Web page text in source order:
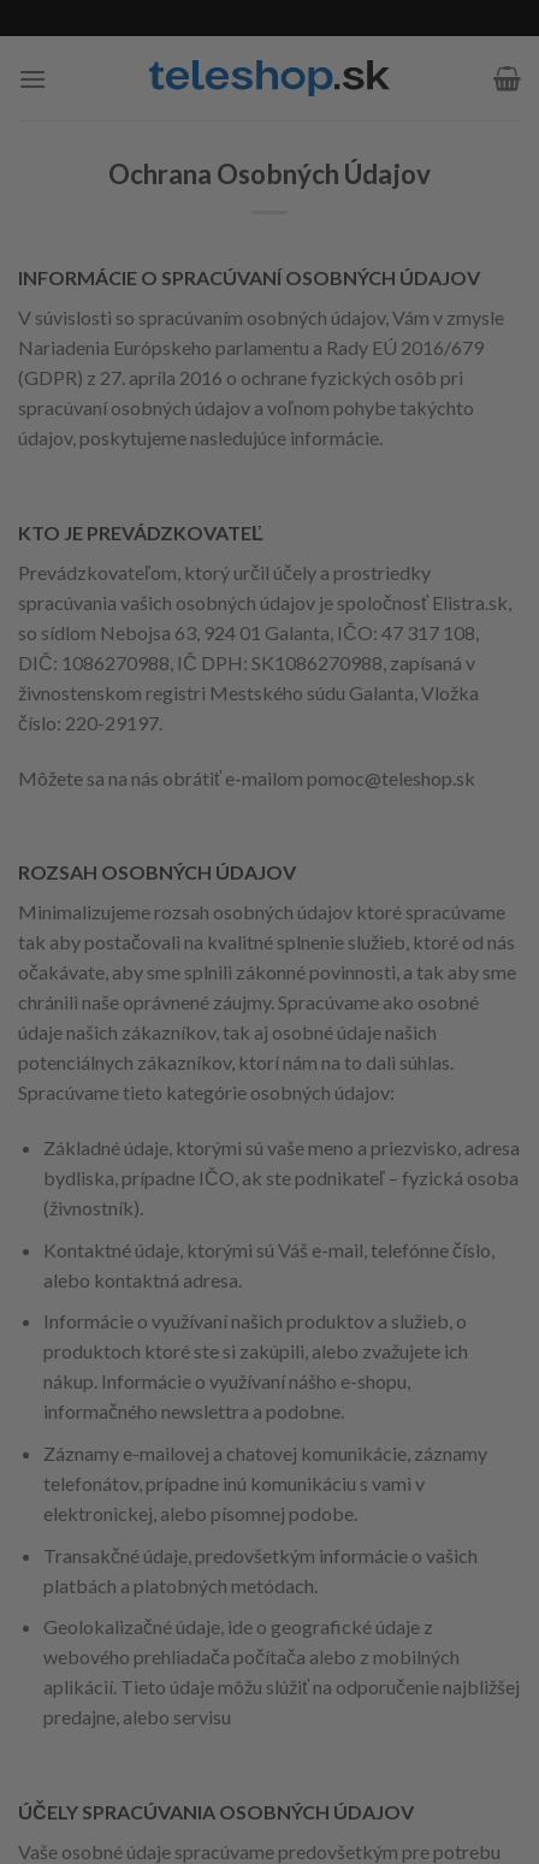
to
content
Ochrana Osobných Údajov
INFORMÁCIE O SPRACÚVANÍ OSOBNÝCH ÚDAJOV
V súvislosti so spracúvaním osobných údajov, Vám v zmysle
Nariadenia Európskeho parlamentu a Rady EÚ 2016/679
(GDPR) z 27. apríla 2016 o ochrane fyzických osôb pri
spracúvaní osobných údajov a voľnom pohybe takýchto
údajov, poskytujeme nasledujúce informácie.
KTO JE PREVÁDZKOVATEĽ
Prevádzkovateľom, ktorý určil účely a prostriedky
spracúvania vašich osobných údajov je spoločnosť Elistra.sk,
so sídlom Nebojsa 63, 924 01 Galanta, IČO: 47 317 108,
DIČ: 1086270988, IČ DPH: SK1086270988, zapísaná v
živnostenskom registri Mestského súdu Galanta, Vložka
číslo: 220-29197.
Môžete sa na nás obrátiť e-mailom pomoc@teleshop.sk
ROZSAH OSOBNÝCH ÚDAJOV
Minimalizujeme rozsah osobných údajov ktoré spracúvame
tak aby postačovali na kvalitné splnenie služieb, ktoré od nás
očakávate, aby sme splnili zákonné povinnosti, a tak aby sme
chránili naše oprávnené záujmy. Spracúvame ako osobné
údaje našich zákazníkov, tak aj osobné údaje našich
potenciálnych zákazníkov, ktorí nám na to dali súhlas.
Spracúvame tieto kategórie osobných údajov:
Základné údaje, ktorými sú vaše meno a priezvisko, adresa
bydliska, prípadne IČO, ak ste podnikateľ – fyzická osoba
(živnostník).
Kontaktné údaje, ktorými sú Váš e-mail, telefónne číslo,
alebo kontaktná adresa.
Informácie o využívaní našich produktov a služieb, o
produktoch ktoré ste si zakúpili, alebo zvažujete ich
nákup. Informácie o využívaní nášho e-shopu,
informačného newslettra a podobne.
Záznamy e-mailovej a chatovej komunikácie, záznamy
telefonátov, prípadne inú komunikáciu s vami v
elektronickej, alebo písomnej podobe.
Transakčné údaje, predovšetkým informácie o vašich
platbách a platobných metódach.
Geolokalizačné údaje, ide o geografické údaje z
webového prehliadača počítača alebo z mobilných
aplikácií. Tieto údaje môžu slúžiť na odporučenie najbližšej
predajne, alebo servisu
ÚČELY SPRACÚVANIA OSOBNÝCH ÚDAJOV
Vaše osobné údaje spracúvame predovšetkým pre potrebu